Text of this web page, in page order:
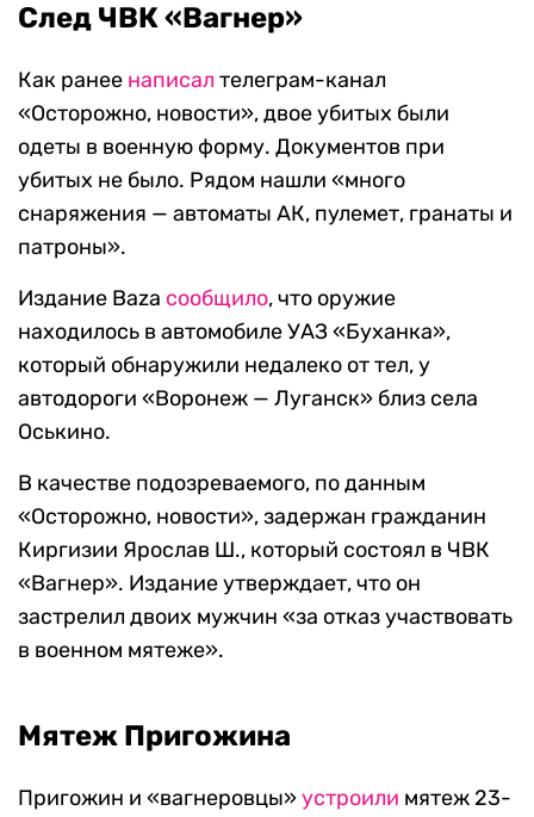
След ЧВК «Вагнер»
Как ранее написал телеграм-канал
«Осторожно, новости», двое убитых были
одеты в военную форму. Документов при
убитых не было. Рядом нашли «много
снаряжения — автоматы АК, пулемет, гранаты и
патроны».
Издание Baza сообщило, что оружие
находилось в автомобиле УАЗ «Буханка»,
который обнаружили недалеко от тел, у
автодороги «Воронеж — Луганск» близ села
Оськино.
В качестве подозреваемого, по данным
«Осторожно, новости», задержан гражданин
Киргизии Ярослав Ш., который состоял в ЧВК
«Вагнер». Издание утверждает, что он
застрелил двоих мужчин «за отказ участвовать
в военном мятеже».
Мятеж Пригожина
Пригожин и «вагнеровцы»устроили мятеж 23-